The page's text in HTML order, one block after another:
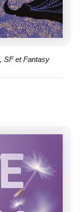
, SF et Fantasy